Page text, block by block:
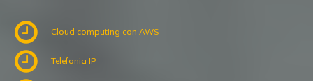
Cloud computing con AWS
Telefonia IP